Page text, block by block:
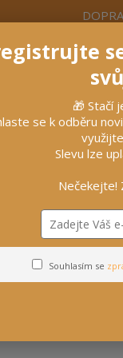
Více
S
🎁 Stačí
se k odběru
Slevu lze
Nečekejte!
Souhlasím se